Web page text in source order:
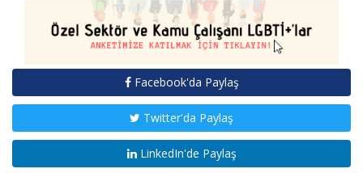
Facebook'da Paylaş
Twitter'da Paylaş
LinkedIn'de Paylaş